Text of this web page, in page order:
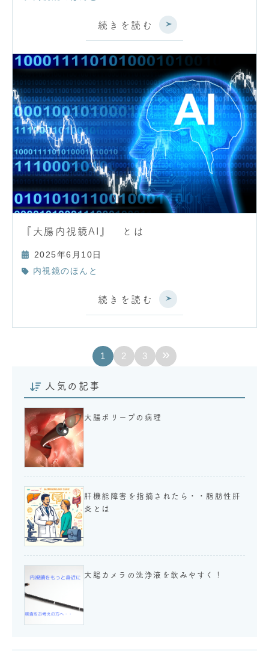
続きを読む
『大腸内視鏡AI』 とは
2025年6月10日
内視鏡のほんと
続きを読む
1 2 3 »
人気の記事
大腸ポリープの病理
肝機能障害を指摘されたら・・脂肪性肝
炎とは
大腸カメラの洗浄液を飲みやすく！